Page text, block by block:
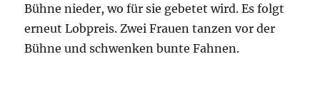
Bühne nieder, wo für sie gebetet wird. Es folgt
erneut Lobpreis. Zwei Frauen tanzen vor der
Bühne und schwenken bunte Fahnen.